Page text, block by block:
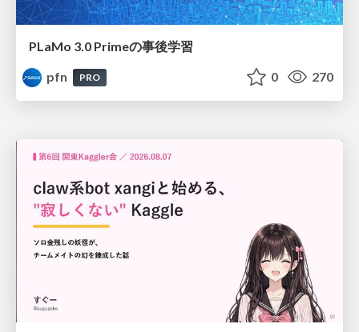
PLaMo 3.0 Primeの事後学習
pfn
PRO 0 270